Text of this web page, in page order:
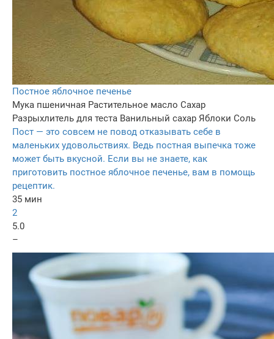
Постное яблочное печенье
Мука пшеничная Растительное масло Сахар
Разрыхлитель для теста Ванильный сахар Яблоки Соль
Пост — это совсем не повод отказывать себе в
маленьких удовольствиях. Ведь постная выпечка тоже
может быть вкусной. Если вы не знаете, как
приготовить постное яблочное печенье, вам в помощь
рецептик.
35 мин
2
5.0
–